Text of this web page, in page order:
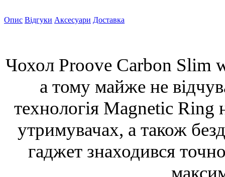
Опис Відгуки Аксесуари Доставка
Чохол Proove Carbon Slim
а тому майже не
технологія Magnetic Ring
утримувачах, а також
гаджет знаходився